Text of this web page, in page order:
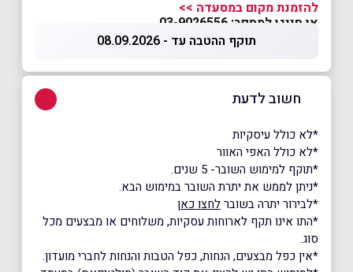
להזמנת מקום במסעדה >>
או חייגו למספר: 03-9026556
תוקף ההטבה עד - 08.09.2026
חשוב לדעת
*לא כולל עיסקיות
*לא כולל האפי האוור
*תוקף למימוש השובר- 5 שנים.
*ניתן לממש את יתרת השובר במימוש הבא.
*לבירור יתרה בשוברלחצו כאן
*התו אינו תקף לארוחות עסקיות, משלוחים או מבצעים מכל
סוג.
*אין כפל מבצעים, הנחות, כפל הטבות והנחות לחברי מועדון.